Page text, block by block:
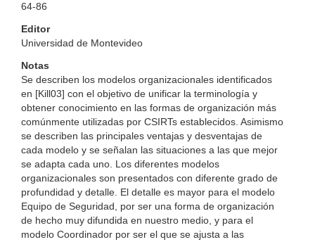
64-86
Editor
Universidad de Montevideo
Notas
Se describen los modelos organizacionales identificados
en [Kill03] con el objetivo de unificar la terminología y
obtener conocimiento en las formas de organización más
comúnmente utilizadas por CSIRTs establecidos. Asimismo
se describen las principales ventajas y desventajas de
cada modelo y se señalan las situaciones a las que mejor
se adapta cada uno. Los diferentes modelos
organizacionales son presentados con diferente grado de
profundidad y detalle. El detalle es mayor para el modelo
Equipo de Seguridad, por ser una forma de organización
de hecho muy difundida en nuestro medio, y para el
modelo Coordinador por ser el que se ajusta a las